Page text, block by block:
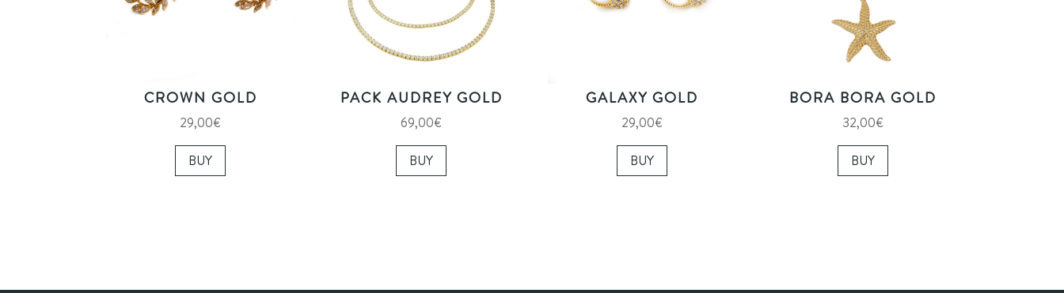
CROWN GOLD
29,00€
BUY
PACK AUDREY GOLD
69,00€
BUY
GALAXY GOLD
29,00€
BUY
BORA BORA GOLD
32,00€
BUY